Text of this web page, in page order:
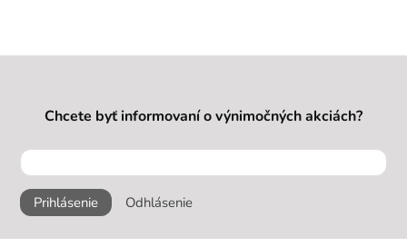
Chcete byť informovaní o výnimočných akciách?
Prihlásenie Odhlásenie